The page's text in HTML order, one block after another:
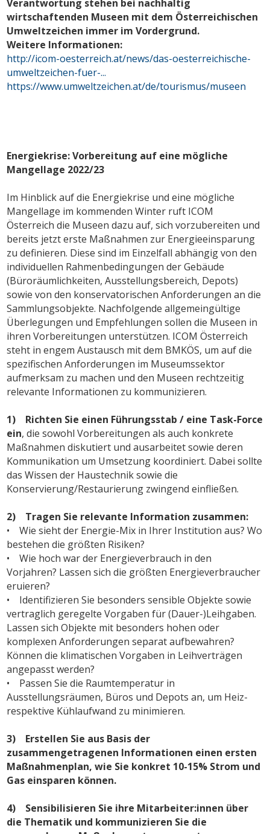
Verantwortung stehen bei nachhaltig
wirtschaftenden Museen mit dem Österreichischen
Umweltzeichen immer im Vordergrund.
Weitere Informationen:
http://icom-oesterreich.at/news/das-oesterreichische-
umweltzeichen-fuer-...
https://www.umweltzeichen.at/de/tourismus/museen
Energiekrise: Vorbereitung auf eine mögliche
Mangellage 2022/23
Im Hinblick auf die Energiekrise und eine mögliche
Mangellage im kommenden Winter ruft ICOM
Österreich die Museen dazu auf, sich vorzubereiten und
bereits jetzt erste Maßnahmen zur Energieeinsparung
zu definieren. Diese sind im Einzelfall abhängig von den
individuellen Rahmenbedingungen der Gebäude
(Büroräumlichkeiten, Ausstellungsbereich, Depots)
sowie von den konservatorischen Anforderungen an die
Sammlungsobjekte. Nachfolgende allgemeingültige
Überlegungen und Empfehlungen sollen die Museen in
ihren Vorbereitungen unterstützen. ICOM Österreich
steht in engem Austausch mit dem BMKÖS, um auf die
spezifischen Anforderungen im Museumssektor
aufmerksam zu machen und den Museen rechtzeitig
relevante Informationen zu kommunizieren.
1) Richten Sie einen Führungsstab / eine Task-Force
ein, die sowohl Vorbereitungen als auch konkrete
Maßnahmen diskutiert und ausarbeitet sowie deren
Kommunikation um Umsetzung koordiniert. Dabei sollte
das Wissen der Haustechnik sowie die
Konservierung/Restaurierung zwingend einfließen.
2) Tragen Sie relevante Information zusammen:
• Wie sieht der Energie-Mix in Ihrer Institution aus? Wo
bestehen die größten Risiken?
• Wie hoch war der Energieverbrauch in den
Vorjahren? Lassen sich die größten Energieverbraucher
eruieren?
• Identifizieren Sie besonders sensible Objekte sowie
vertraglich geregelte Vorgaben für (Dauer-)Leihgaben.
Lassen sich Objekte mit besonders hohen oder
komplexen Anforderungen separat aufbewahren?
Können die klimatischen Vorgaben in Leihverträgen
angepasst werden?
• Passen Sie die Raumtemperatur in
Ausstellungsräumen, Büros und Depots an, um Heiz-
respektive Kühlaufwand zu minimieren.
3) Erstellen Sie aus Basis der
zusammengetragenen Informationen einen ersten
Maßnahmenplan, wie Sie konkret 10-15% Strom und
Gas einsparen können.
4) Sensibilisieren Sie ihre Mitarbeiter:innen über
die Thematik und kommunizieren Sie die